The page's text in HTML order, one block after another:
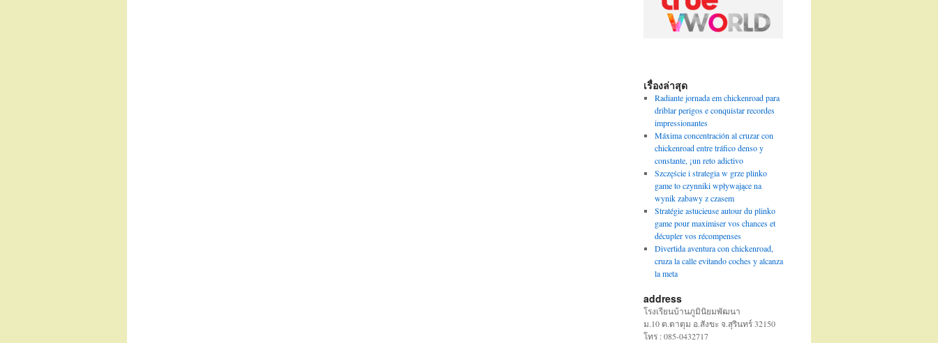
เรื่องล่าสุด
Radiante jornada em chickenroad para
driblar perigos e conquistar recordes
impressionantes
Máxima concentración al cruzar con
chickenroad entre tráfico denso y
constante, ¡un reto adictivo
Szczęście i strategia w grze plinko
game to czynniki wpływające na
wynik zabawy z czasem
Stratégie astucieuse autour du plinko
game pour maximiser vos chances et
décupler vos récompenses
Divertida aventura con chickenroad,
cruza la calle evitando coches y alcanza
la meta
address
โรงเรียนบ้านภูมินิยมพัฒนา
ม.10 ต.ตาตุม อ.สังขะ จ.สุรินทร์ 32150
โทร : 085-0432717